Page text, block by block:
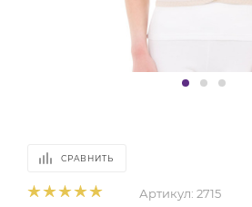
СРАВНИТЬ
Артикул: 2715